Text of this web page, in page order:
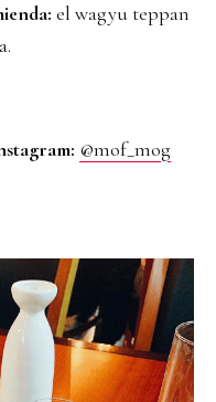
el wagyu teppan
@mof_mog